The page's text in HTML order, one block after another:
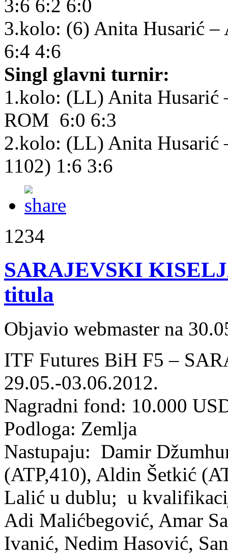
3:6 6:2 6:0
3.kolo: (6) Anita Husarić –
6:4 4:6
Singl glavni turnir:
1.kolo: (LL) Anita Husarić
ROM 6:0 6:3
2.kolo: (LL) Anita Husarić
1102) 1:6 3:6
1234
SARAJEVSKI
titula
Objavio webmaster na
ITF Futures BiH F5 –
29.05.-03.06.2012.
Nagradni fond: 10.000
Podloga: Zemlja
Nastupaju: Damir
(ATP,410), Aldin Šetkić
Lalić u dublu; u
Adi Malićbegović, Amar
Ivanić, Nedim Hasović,